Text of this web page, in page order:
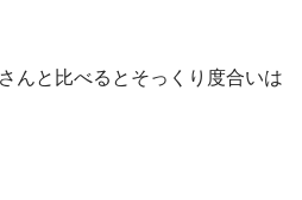
んと比べるとそっくり度合いは